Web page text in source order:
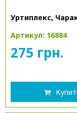
Уртиплекс,
Артикул: 16884
275 грн.